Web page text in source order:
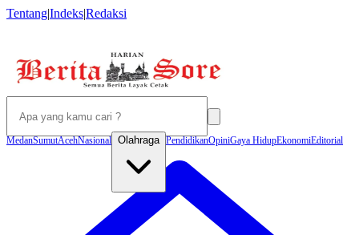
Tentang|Indeks|Redaksi
MedanSumutAcehNasional Olahraga PendidikanOpiniGaya HidupEkonomiEditorial